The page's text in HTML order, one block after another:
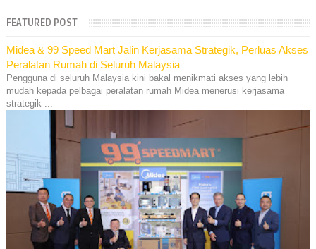
FEATURED POST
Midea & 99 Speed Mart Jalin Kerjasama Strategik, Perluas Akses
Peralatan Rumah di Seluruh Malaysia
Pengguna di seluruh Malaysia kini bakal menikmati akses yang lebih
mudah kepada pelbagai peralatan rumah Midea menerusi kerjasama
strategik ...